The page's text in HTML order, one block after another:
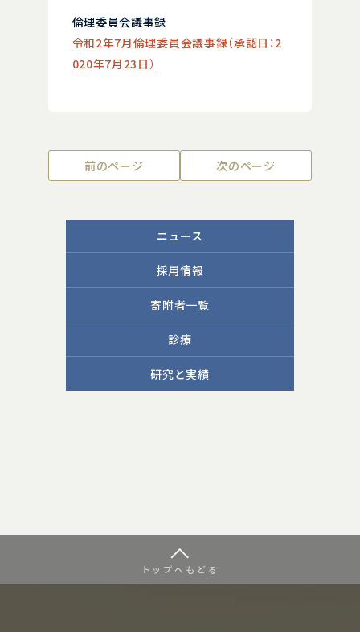
倫理委員会議事録
令和2年7月倫理委員会議事録（承認日：2
020年7月23日）
前のページ 次のページ
ニュース
採用情報
寄附者一覧
診療
研究と実績
トップへもどる